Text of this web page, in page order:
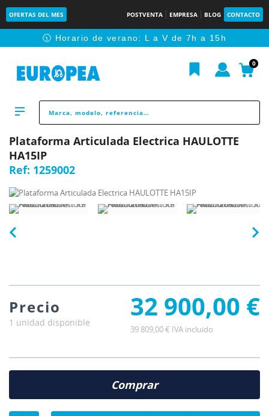
OFERTAS DEL MES POSTVENTA EMPRESA BLOG CONTACTO
🕥 Horario de verano: L a V de 7h a 15h
0
Plataforma Articulada Electrica HAULOTTE
HA15IP
Ref: 1259002
Precio
1 unidad disponible 32 900,00 €
39 809,00 € IVA incluido
Comprar